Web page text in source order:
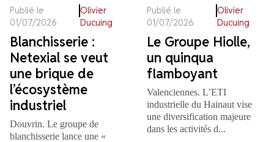
Publié le
01/07/2026
Olivier
Ducuing
Blanchisserie :
Netexial se veut
une brique de
l’écosystème
industriel
Douvrin. Le groupe de
blanchisserie lance une «
Publié le
01/07/2026
Olivier
Ducuing
Le Groupe Hiolle,
un quinqua
flamboyant
Valenciennes. L’ETI
industrielle du Hainaut vise
une diversification majeure
dans les activités d...